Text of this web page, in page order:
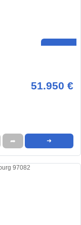
51.950 €
➦ ➜